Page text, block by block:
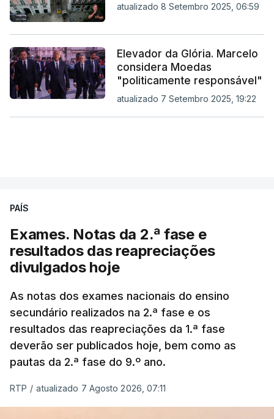
atualizado 8 Setembro 2025, 06:59
Elevador da Glória. Marcelo
considera Moedas
"politicamente responsável"
atualizado 7 Setembro 2025, 19:22
PAÍS
Exames. Notas da 2.ª fase e
resultados das reapreciações
divulgados hoje
As notas dos exames nacionais do ensino
secundário realizados na 2.ª fase e os
resultados das reapreciações da 1.ª fase
deverão ser publicados hoje, bem como as
pautas da 2.ª fase do 9.º ano.
RTP / atualizado 7 Agosto 2026, 07:11